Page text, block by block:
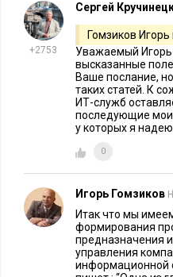
+2753
Сергей
Гомзиков
Уважаемый Игорь
высказанные
Ваше послание,
таких статей. К
ИТ-служб
последующие мои
у которых я
0
Игорь Гомзиков
Итак что мы
формирования
предназначения
управления
информационной